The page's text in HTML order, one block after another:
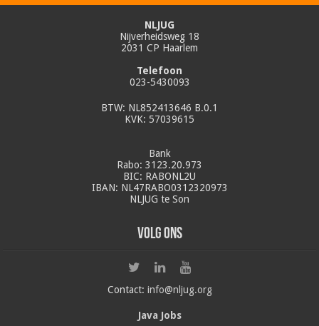
NLJUG
Nijverheidsweg 18
2031 CP Haarlem
Telefoon
023-5430093
BTW: NL852413646 B.0.1
KVK: 57039615
Bank
Rabo: 3123.20.973
BIC: RABONL2U
IBAN: NL47RABO0312320973
NLJUG te Son
Volg ons
Contact: info@nljug.org
Java Jobs